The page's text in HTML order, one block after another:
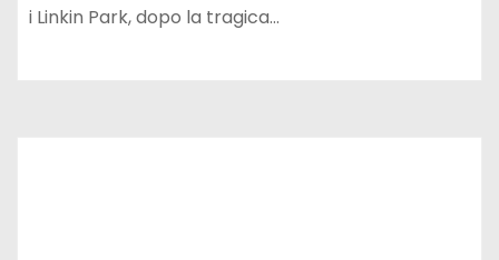
i Linkin Park, dopo la tragica…